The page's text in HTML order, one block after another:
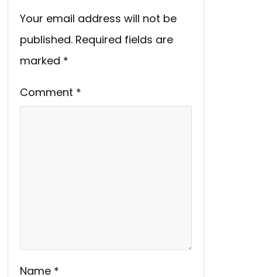
Your email address will not be
published. Required fields are
marked *
Comment *
Name *